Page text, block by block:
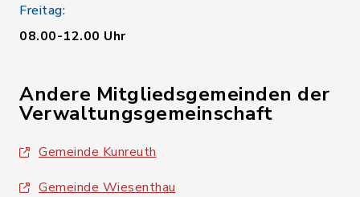
Freitag:
08.00-12.00 Uhr
Andere Mitgliedsgemeinden der
Verwaltungsgemeinschaft
Gemeinde Kunreuth
Gemeinde Wiesenthau